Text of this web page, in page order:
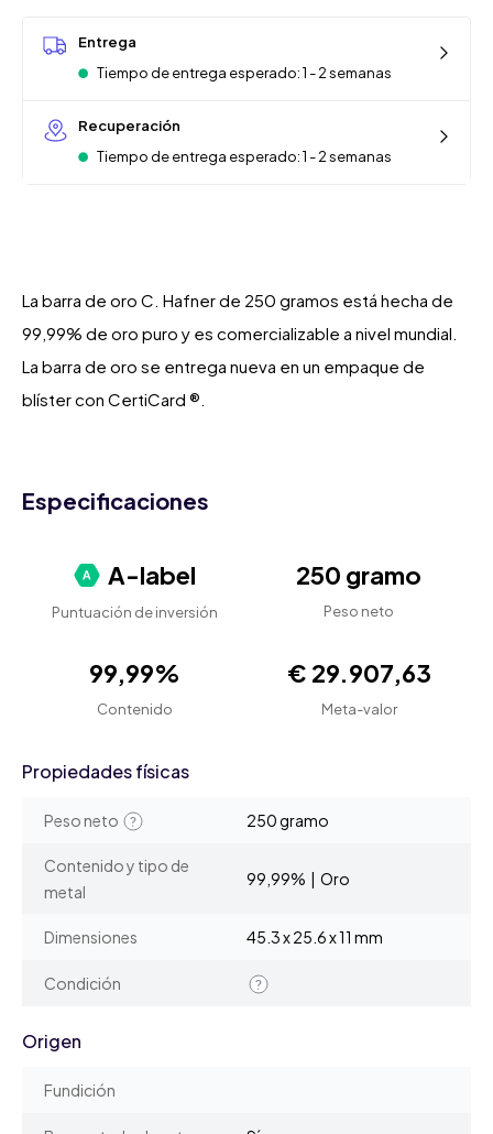
Entrega
Tiempo de entrega esperado: 1 - 2 semanas
Recuperación
Tiempo de entrega esperado: 1 - 2 semanas
La barra de oro C. Hafner de 250 gramos está hecha de
99,99% de oro puro y es comercializable a nivel mundial.
La barra de oro se entrega nueva en un empaque de
blíster con CertiCard ®.
Especificaciones
A-label
Puntuación de inversión
250 gramo
Peso neto
99,99%
Contenido
€ 29.907,63
Meta-valor
Propiedades físicas
Peso neto 250 gramo
Contenido y tipo de
metal
99,99% | Oro
Dimensiones 45.3 x 25.6 x 11 mm
Condición
Origen
Fundición